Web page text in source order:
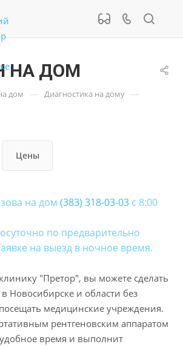
НА ДОМ
дом — Диагностика на дому —
Цены
на дом (383) 318-03-03 с 8:00
по предварительно
на выезд в ночное время.
"Претор", вы можете сделать
Новосибирске и области без
медицинские учреждения.
рентгеновским аппаратом
время и выполнит